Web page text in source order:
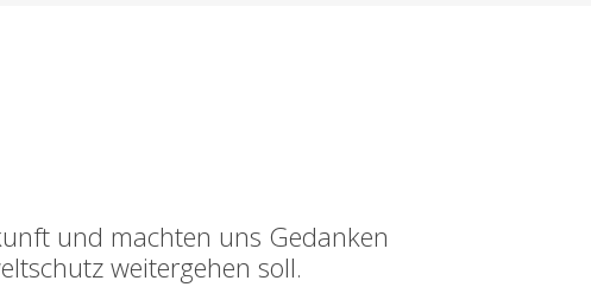
und machten uns Gedanken
weitergehen soll.